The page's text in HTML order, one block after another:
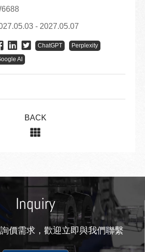
- 2027.05.07
ChatGPT
Perplexity
AI
BACK
Inquiry
價需求，歡迎立即與我們聯繫